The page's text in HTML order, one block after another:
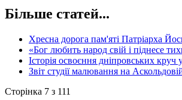
Більше статей...
Хресна дорога пам'яті Патріарха
«Бог любить народ свій і піднесе
Історія освоєння дніпровських
Звіт студії малювання на
Сторінка 7 з 111